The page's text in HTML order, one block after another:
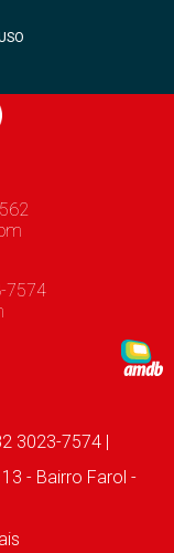
7574
3023-7574 |
- Bairro Farol -